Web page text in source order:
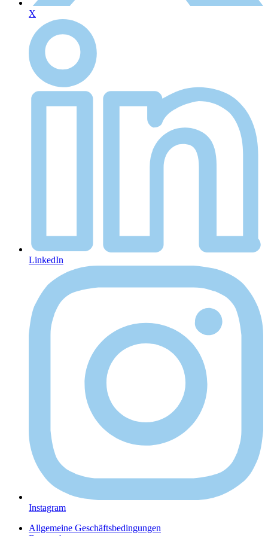
X
LinkedIn
Instagram
Allgemeine Geschäftsbedingungen